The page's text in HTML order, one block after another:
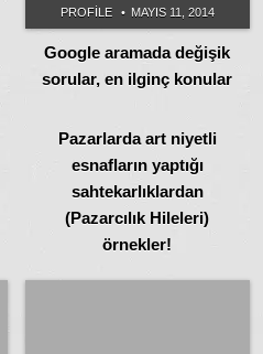
PROFILE MAYIS 11, 2014
Google aramada değişik
sorular, en ilginç konular
Pazarlarda art niyetli
esnafların yaptığı
sahtekarlıklardan
(Pazarcılık Hileleri)
örnekler!